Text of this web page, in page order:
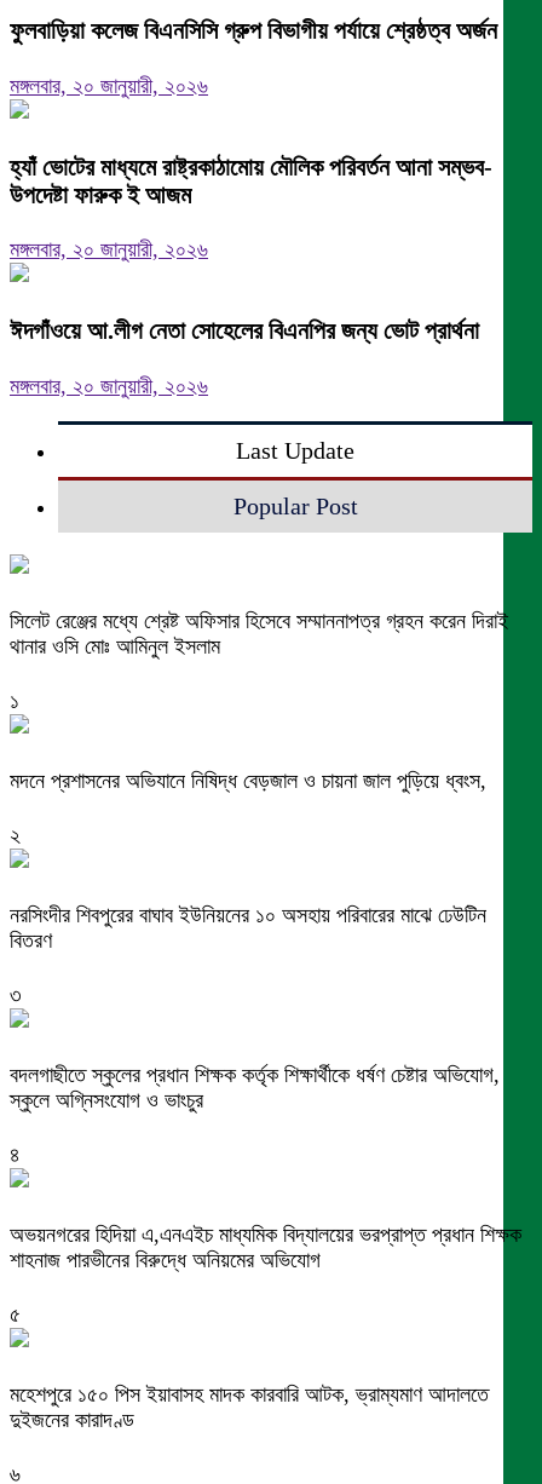
ফুলবাড়িয়া কলেজ বিএনসিসি গ্রুপ বিভাগীয় পর্যায়ে শ্রেষ্ঠত্ব অর্জন।
মঙ্গলবার, ২০ জানুয়ারী, ২০২৬
হ্যাঁ ভোটের মাধ্যমে রাষ্ট্রকাঠামোয় মৌলিক পরিবর্তন আনা সম্ভব-
উপদেষ্টা ফারুক ই আজম
মঙ্গলবার, ২০ জানুয়ারী, ২০২৬
ঈদগাঁওয়ে আ.লীগ নেতা সোহেলের বিএনপির জন্য ভোট প্রার্থনা
মঙ্গলবার, ২০ জানুয়ারী, ২০২৬
Last Update
Popular Post
সিলেট রেঞ্জের মধ্যে শ্রেষ্ট অফিসার হিসেবে সম্মাননাপত্র গ্রহন করেন দিরাই
থানার ওসি মোঃ আমিনুল ইসলাম
১
মদনে প্রশাসনের অভিযানে নিষিদ্ধ বেড়জাল ও চায়না জাল পুড়িয়ে ধ্বংস,
২
নরসিংদীর শিবপুরের বাঘাব ইউনিয়নের ১০ অসহায় পরিবারের মাঝে ঢেউটিন
বিতরণ
৩
বদলগাছীতে স্কুলের প্রধান শিক্ষক কর্তৃক শিক্ষার্থীকে ধর্ষণ চেষ্টার অভিযোগ,
স্কুলে অগ্নিসংযোগ ও ভাংচুর
৪
অভয়নগরের হিদিয়া এ,এনএইচ মাধ্যমিক বিদ্যালয়ের ভরপ্রাপ্ত প্রধান শিক্ষক
শাহনাজ পারভীনের বিরুদ্ধে অনিয়মের অভিযোগ
৫
মহেশপুরে ১৫০ পিস ইয়াবাসহ মাদক কারবারি আটক, ভ্রাম্যমাণ আদালতে
দুইজনের কারাদণ্ড
৬